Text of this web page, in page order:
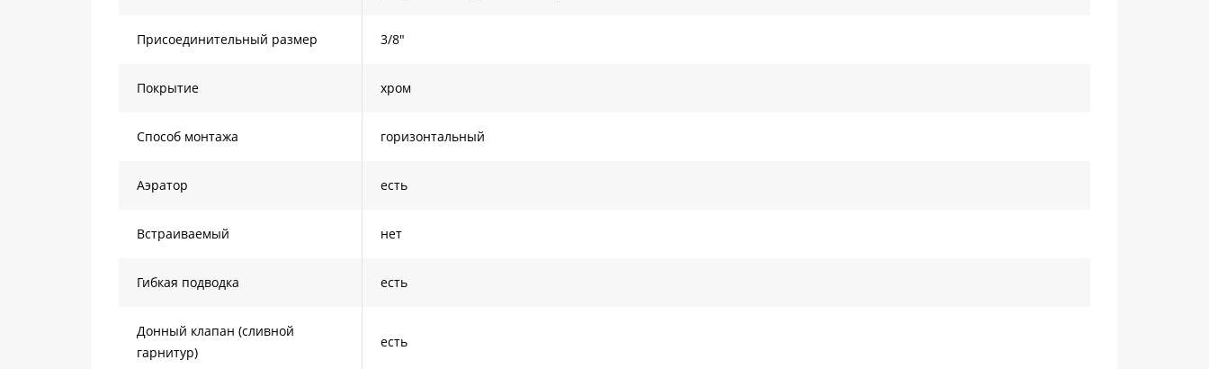
Присоединительный размер 3/8"
Покрытие хром
Способ монтажа горизонтальный
Аэратор есть
Встраиваемый нет
Гибкая подводка есть
Донный клапан (сливной
гарнитур)
есть